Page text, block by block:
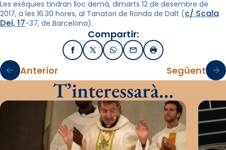
Les exèquies tindran lloc demà, dimarts 12 de desembre de
2017, a les 16.30 hores, al Tanatori de Ronda de Dalt (c/ Scala
Dei, 17-37, de Barcelona).
Compartir:
FacebookX / TwitterWhatsApp
EmailImprimir
Anterior Següent
T’interessarà…